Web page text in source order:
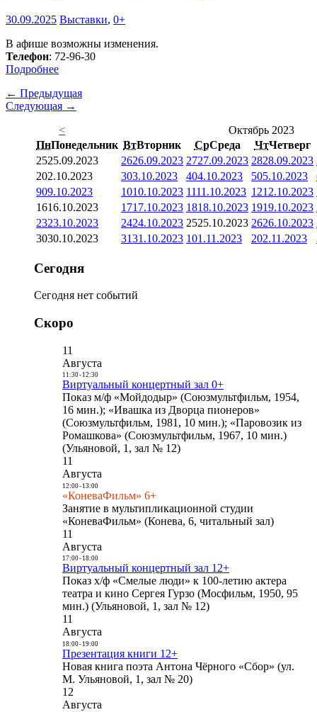
30.09.2025 Выставки, 0+
В афише возможны изменения.
Телефон: 72-96-30
Подробнее
← Предыдущая
Следующая →
<
Октябрь 2023
ПнПонедельник ВтВторник СрСреда ЧтЧетверг
2525.09.2023 2626.09.2023 2727.09.2023 2828.09.2023
202.10.2023 303.10.2023 404.10.2023 505.10.2023
909.10.2023 1010.10.2023 1111.10.2023 1212.10.2023
1616.10.2023 1717.10.2023 1818.10.2023 1919.10.2023
2323.10.2023 2424.10.2023 2525.10.2023 2626.10.2023
3030.10.2023 3131.10.2023 101.11.2023 202.11.2023
Сегодня
Сегодня нет событий
Скоро
11
Августа
11:30- 12:30
Виртуальный концертный зал 0+
Показ м/ф «Мойдодыр» (Союзмультфильм, 1954,
16 мин.); «Ивашка из Дворца пионеров»
(Союзмультфильм, 1981, 10 мин.); «Паровозик из
Ромашкова» (Союзмультфильм, 1967, 10 мин.)
(Ульяновой, 1, зал № 12)
11
Августа
12:00- 13:00
«КоневаФильм» 6+
Занятие в мультипликационной студии
«КоневаФильм» (Конева, 6, читальный зал)
11
Августа
17:00- 18:00
Виртуальный концертный зал 12+
Показ х/ф «Смелые люди» к 100-летию актера
театра и кино Сергея Гурзо (Мосфильм, 1950, 95
мин.) (Ульяновой, 1, зал № 12)
11
Августа
18:00- 19:00
Презентация книги 12+
Новая книга поэта Антона Чёрного «Сбор» (ул.
М. Ульяновой, 1, зал № 20)
12
Августа